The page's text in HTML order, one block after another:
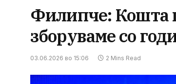
Филипче: Кошта
зборуваме со
03.06.2026 во 15:06 2 Mins Read